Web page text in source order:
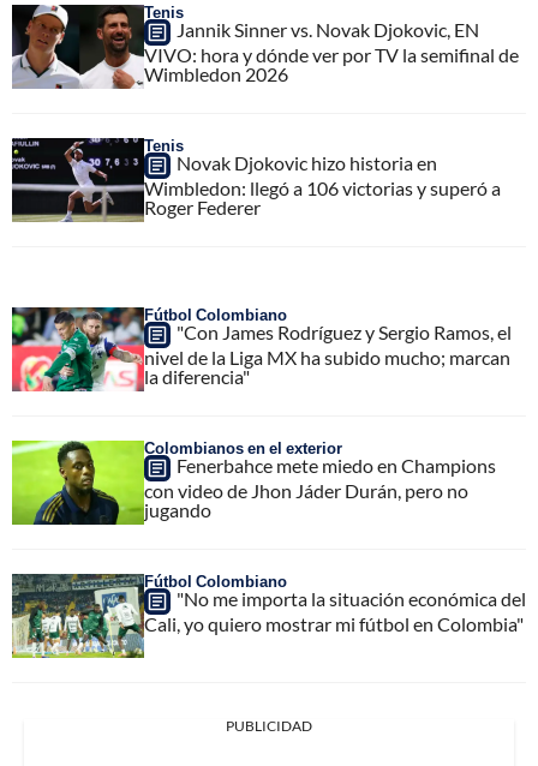
Tenis
Jannik Sinner vs. Novak Djokovic, EN
VIVO: hora y dónde ver por TV la semifinal de
Wimbledon 2026
Tenis
Novak Djokovic hizo historia en
Wimbledon: llegó a 106 victorias y superó a
Roger Federer
Fútbol Colombiano
"Con James Rodríguez y Sergio Ramos, el
nivel de la Liga MX ha subido mucho; marcan
la diferencia"
Colombianos en el exterior
Fenerbahce mete miedo en Champions
con video de Jhon Jáder Durán, pero no
jugando
Fútbol Colombiano
"No me importa la situación económica del
Cali, yo quiero mostrar mi fútbol en Colombia"
PUBLICIDAD